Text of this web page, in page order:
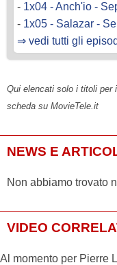
- 1x04 - Anch'io -
- 1x05 - Salazar -
⇒ vedi tutti gli
Qui elencati solo i titoli per
scheda su MovieTele.it
NEWS E
Non abbiamo trovato
VIDEO
Al momento per Pierre